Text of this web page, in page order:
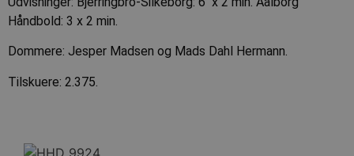
Håndbold: 3 x 2 min.
Dommere: Jesper Madsen og Mads Dahl Hermann.
Tilskuere: 2.375.